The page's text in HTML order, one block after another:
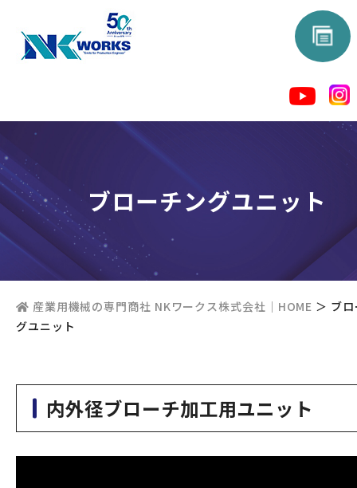
ブローチングユニット
産業用機械の専門商社 NKワークス株式会社｜HOME ＞ ブ
グユニット
内外径ブローチ加工用ユニット